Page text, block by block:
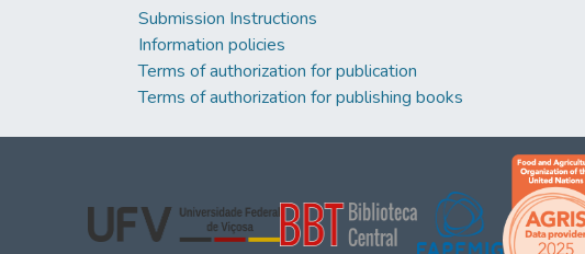
Submission Instructions
Information policies
Terms of authorization for publication
Terms of authorization for publishing books